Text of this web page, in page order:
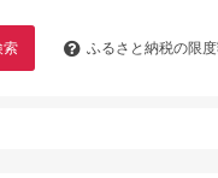
索 ふるさと納税の限